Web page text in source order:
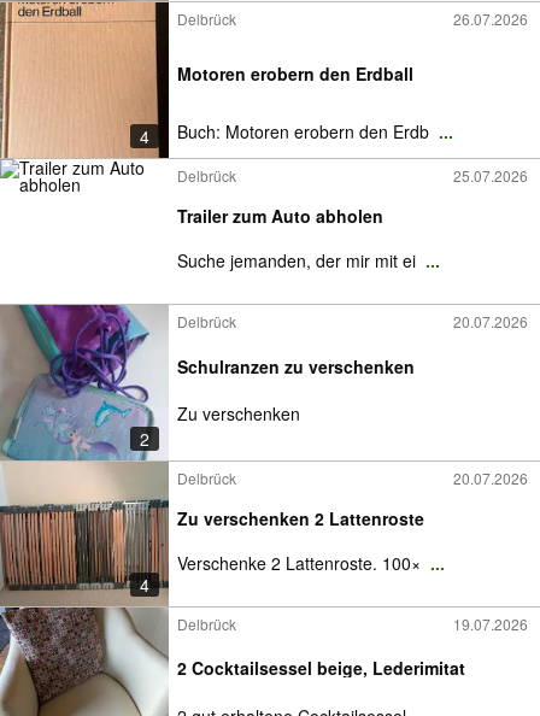
4
Delbrück 26.07.2026
Motoren erobern den Erdball
Buch: Motoren erobern den Erdb ...
Delbrück 25.07.2026
Trailer zum Auto abholen
Suche jemanden, der mir mit ei ...
2
Delbrück 20.07.2026
Schulranzen zu verschenken
Zu verschenken
4
Delbrück 20.07.2026
Zu verschenken 2 Lattenroste
Verschenke 2 Lattenroste. 100× ...
Delbrück 19.07.2026
2 Cocktailsessel beige, Lederimitat